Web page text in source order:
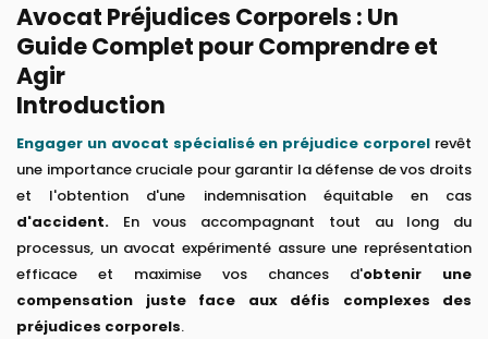
Avocat Préjudices Corporels : Un
Guide Complet pour Comprendre et
Agir
Introduction
Engager un avocat spécialiséen préjudice corporel revêt
une importance cruciale pour garantir la défense de vos droits
et l'obtention d'une indemnisation équitable en cas
d'accident. En vous accompagnant tout au long du
processus, un avocat expérimenté assure une représentation
efficace et maximise vos chances d'obtenir une
compensation juste face aux défis complexes des
préjudices corporels.